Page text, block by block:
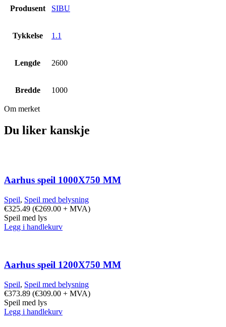
Produsent SIBU
Tykkelse 1.1
Lengde 2600
Bredde 1000
Om merket
Du liker kanskje
Aarhus speil 1000X750 MM
Speil, Speil med belysning
€325.49 (€269.00 + MVA)
Speil med lys
Legg i handlekurv
Aarhus speil 1200X750 MM
Speil, Speil med belysning
€373.89 (€309.00 + MVA)
Speil med lys
Legg i handlekurv